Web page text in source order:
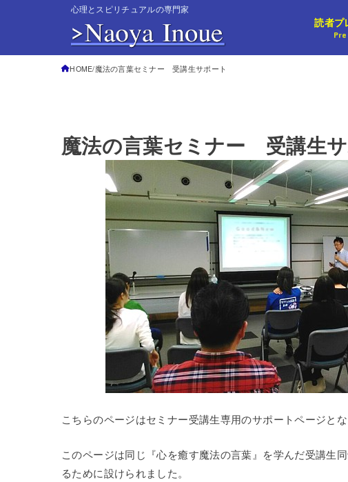
心理とスピリチュアルの専門家
読者プ
HOME 魔法の言葉セミナー 受講生サポート
魔法の言葉セミナー 受講生
こちらのページはセミナー受講生専用のサポートページとな
このページは同じ『心を癒す魔法の言葉』を学んだ受講生
るために設けられました。